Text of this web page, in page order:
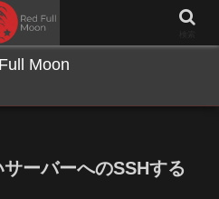
のジャンク沼に沈む夜
Moon
ーバーへのSSHする